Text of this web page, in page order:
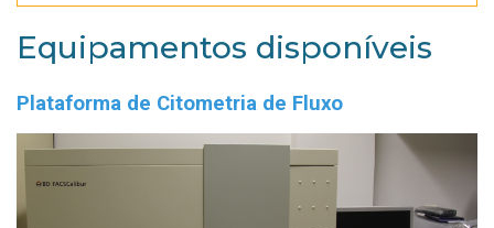
Equipamentos disponíveis
Plataforma de Citometria de Fluxo